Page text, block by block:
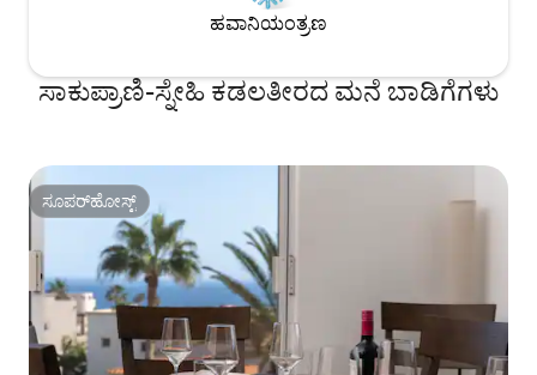
ಹವಾನಿಯಂತ್ರಣ
ಸಾಕುಪ್ರಾಣಿ-ಸ್ನೇಹಿ ಕಡಲತೀರದ ಮನೆ ಬಾಡಿಗೆಗಳು
ಸೂಪರ್‌ಹೋಸ್ಟ್
ಸೂಪರ್‌ಹೋಸ್ಟ್